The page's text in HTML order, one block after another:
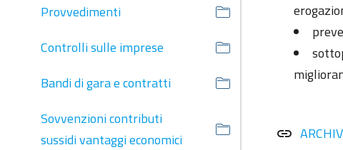
Provvedimenti
Controlli sulle imprese
Bandi di gara e contratti
Sovvenzioni contributi
sussidi vantaggi economici
link